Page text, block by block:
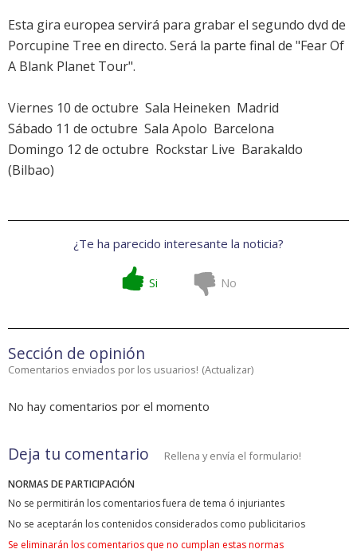
Esta gira europea servirá para grabar el segundo dvd de
Porcupine Tree en directo. Será la parte final de "Fear Of
A Blank Planet Tour".
Viernes 10 de octubre  Sala Heineken  Madrid
Sábado 11 de octubre  Sala Apolo  Barcelona
Domingo 12 de octubre  Rockstar Live  Barakaldo
(Bilbao)
¿Te ha parecido interesante la noticia?
Si No
Sección de opinión
Comentarios enviados por los usuarios! (Actualizar)
No hay comentarios por el momento
Deja tu comentario Rellena y envía el formulario!
NORMAS DE PARTICIPACIÓN
No se permitirán los comentarios fuera de tema ó injuriantes
No se aceptarán los contenidos considerados como publicitarios
Se eliminarán los comentarios que no cumplan estas normas